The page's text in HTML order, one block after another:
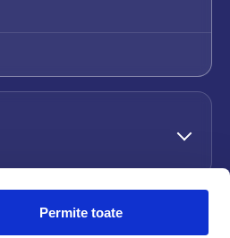
Permite toate